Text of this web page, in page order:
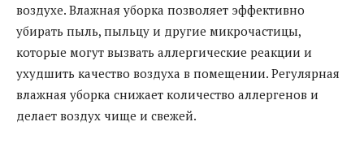
воздухе. Влажная уборка позволяет эффективно
убирать пыль, пыльцу и другие микрочастицы,
которые могут вызвать аллергические реакции и
ухудшить качество воздуха в помещении. Регулярная
влажная уборка снижает количество аллергенов и
делает воздух чище и свежей.